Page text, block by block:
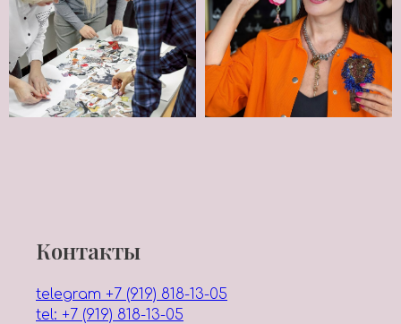
Контакты
telegram +7 (919) 818-13-05
tel: +7 (919) 818-13-05